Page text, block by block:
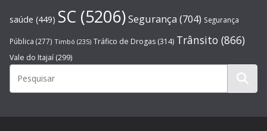
saúde (449) SC (5206)Segurança (704) Segurança
Pública (277) Timbó (235) Tráfico de Drogas (314) Trânsito (866)
Vale do Itajaí (299)